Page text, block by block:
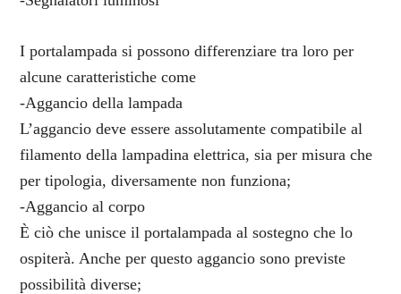
I portalampada si possono differenziare tra loro per
alcune caratteristiche come
-Aggancio della lampada
L’aggancio deve essere assolutamente compatibile al
filamento della lampadina elettrica, sia per misura che
per tipologia, diversamente non funziona;
-Aggancio al corpo
È ciò che unisce il portalampada al sostegno che lo
ospiterà. Anche per questo aggancio sono previste
possibilità diverse;